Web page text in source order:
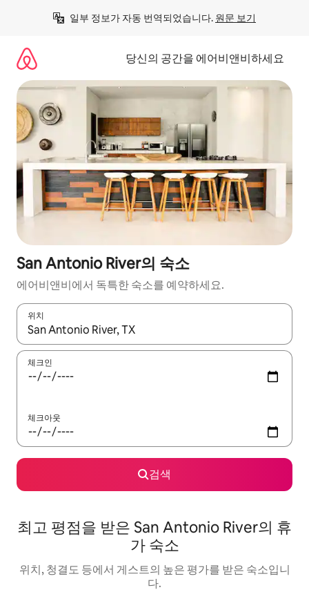
일부 정보가 자동 번역되었습니다. 원문 보기
당신의 공간을 에어비앤비하세요
San Antonio River의 숙소
에어비앤비에서 독특한 숙소를 예약하세요.
위치
결과가 나오면 위·아래 화살표 키를 사용하거나 터치 또는 스와이
체크인
체크아웃
검색
최고 평점을 받은 San Antonio River의 휴
가 숙소
위치, 청결도 등에서 게스트의 높은 평가를 받은 숙소입니
다.